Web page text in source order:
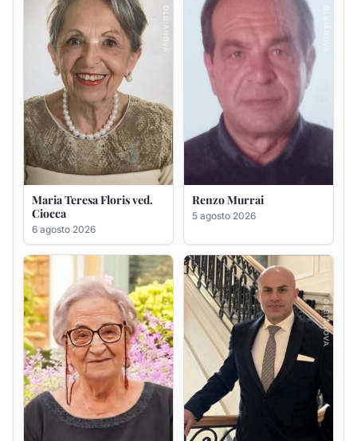
Giovanna Ponsanu Ved.
Decandia
5 agosto 2026
Giuseppe Saba
5 agosto 2026